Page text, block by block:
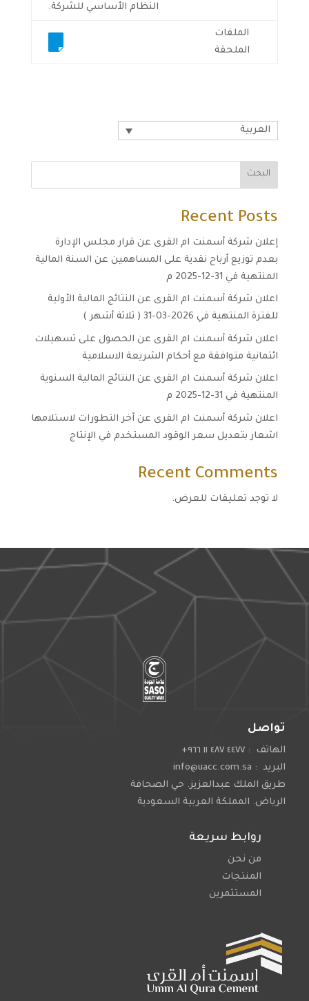
النظام الأساسي للشركة.
الملفات
الملحقة
العربية
البحث
Recent Posts
إعلان شركة أسمنت ام القرى عن قرار مجلس الإدارة
بعدم توزيع أرباح نقدية على المساهمين عن السنة المالية
المنتهية في 31-12-2025 م
اعلان شركة أسمنت ام القرى عن النتائج المالية الأولية
للفترة المنتهية في 2026-03-31 ( ثلاثة أشهر )
اعلان شركة أسمنت ام القرى عن الحصول على تسهيلات
ائتمانية متوافقة مع أحكام الشريعة الاسلامية
اعلان شركة أسمنت ام القرى عن النتائج المالية السنوية
المنتهية في 31-12-2025 م
اعلان شركة أسمنت ام القرى عن آخر التطورات لاستلامها
اشعار بتعديل سعر الوقود المستخدم في الإنتاج
Recent Comments
لا توجد تعليقات للعرض.
تواصل
الهاتف : ٤٤٧٧ ٤٨٧ ١١ ٩٦٦+
البريد : info@uacc.com.sa
طريق الملك عبدالعزيز. حي الصحافة
الرياض. المملكة العربية السعودية
روابط سريعة
من نحن
المنتجات
المستثمرين